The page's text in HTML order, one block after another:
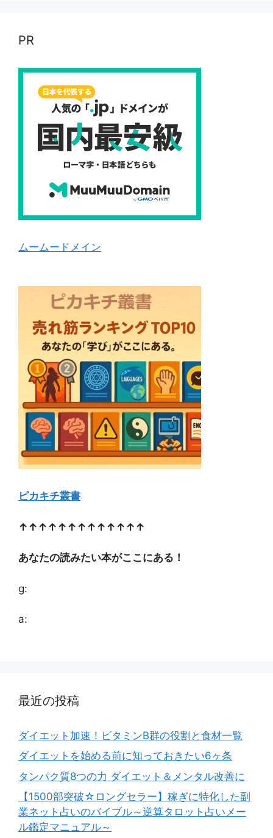
PR
ムームードメイン
ピカキチ叢書
↑↑↑↑↑↑↑↑↑↑↑↑↑
あなたの読みたい本がここにある！
g:
a:
最近の投稿
ダイエット加速！ビタミンB群の役割と食材一覧
ダイエットを始める前に知っておきたい6ヶ条
タンパク質8つの力 ダイエット＆メンタル改善に
【1500部突破☆ロングセラー】稼ぎに特化した副
業ネット占いのバイブル～逆算タロット占いメー
ル鑑定マニュアル～